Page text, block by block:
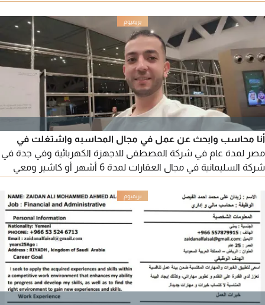
(IAs 2 inventory) اعداد تقارير القيمة المضافة، احتساب الزكاة، اعداد
القوائم المالية بشكل دوري، اعداد مسيرات الرواتب، متواجد في
المدينة المنورة، متاح للعمل
أنا محاسب وابحث عن عمل في مجال المحاسبه واشتغلت في
مصر لمدة عام في شركة المصطفى للاجهزة الكهربائية وفي جدة في
شركة السليمانية في مجال العقارات لمدة 6 أشهر أو كاشير ومعي